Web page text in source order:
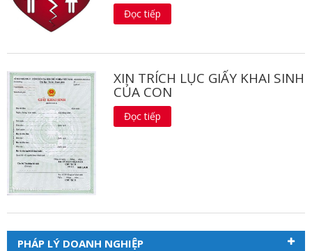
Đọc tiếp
XIN TRÍCH LỤC GIẤY KHAI SINH
CỦA CON
Đọc tiếp
PHÁP LÝ DOANH NGHIỆP